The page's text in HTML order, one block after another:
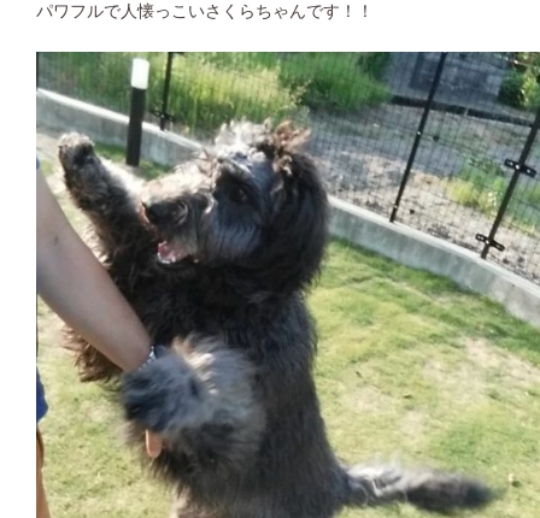
パワフルで人懐っこいさくらちゃんです！！